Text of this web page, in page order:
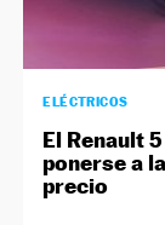
ELÉCTRICOS
El Renault
ponerse a
precio